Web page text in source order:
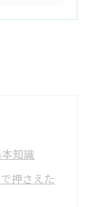
知識
押さえた